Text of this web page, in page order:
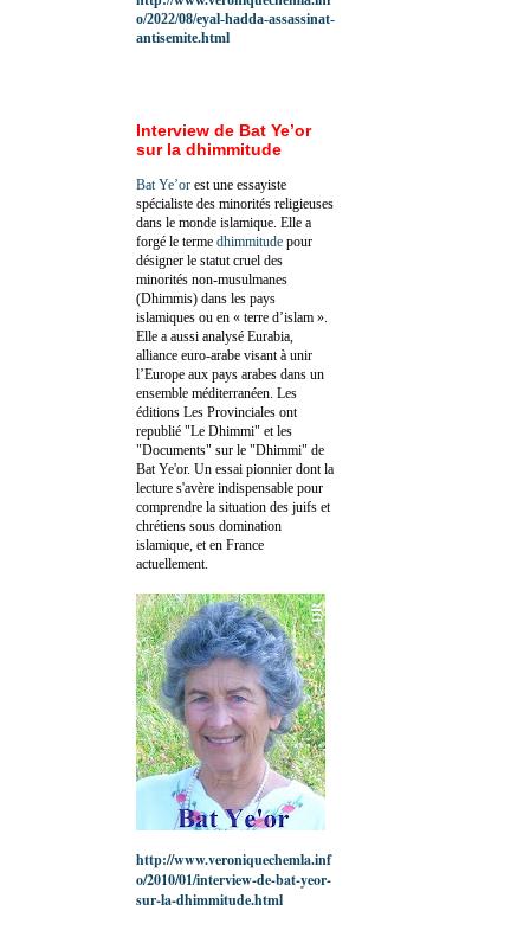
o/2022/08/eyal-hadda-assassinat-
antisemite.html
Interview de Bat Ye’or
sur la dhimmitude
Bat Ye’or est une essayiste
spécialiste des minorités religieuses
dans le monde islamique. Elle a
forgé le terme dhimmitude pour
désigner le statut cruel des
minorités non-musulmanes
(Dhimmis) dans les pays
islamiques ou en « terre d’islam ».
Elle a aussi analysé Eurabia,
alliance euro-arabe visant à unir
l’Europe aux pays arabes dans un
ensemble méditerranéen. Les
éditions Les Provinciales ont
republié "Le Dhimmi" et les
"Documents" sur le "Dhimmi" de
Bat Ye'or. Un essai pionnier dont la
lecture s'avère indispensable pour
comprendre la situation des juifs et
chrétiens sous domination
islamique, et en France
actuellement.
http://www.veroniquechemla.inf
o/2010/01/interview-de-bat-yeor-
sur-la-dhimmitude.html